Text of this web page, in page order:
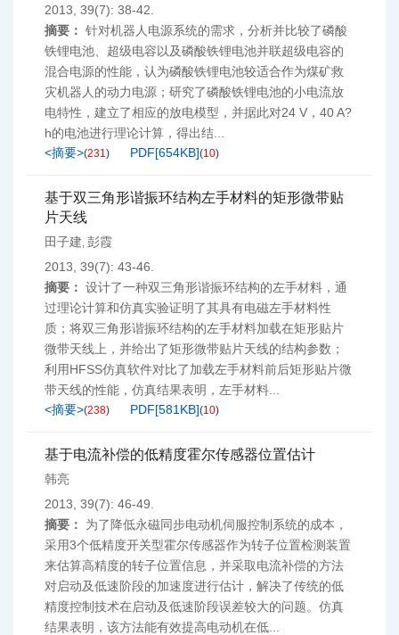
2013, 39(7): 38-42.
摘要： 针对机器人电源系统的需求，分析并比较了磷酸
铁锂电池、超级电容以及磷酸铁锂电池并联超级电容的
混合电源的性能，认为磷酸铁锂电池较适合作为煤矿救
灾机器人的动力电源；研究了磷酸铁锂电池的小电流放
电特性，建立了相应的放电模型，并据此对24 V，40 A?
h的电池进行理论计算，得出结...
<摘要>(231) PDF[654KB](10)
基于双三角形谐振环结构左手材料的矩形微带贴
片天线
田子建, 彭霞
2013, 39(7): 43-46.
摘要： 设计了一种双三角形谐振环结构的左手材料，通
过理论计算和仿真实验证明了其具有电磁左手材料性
质；将双三角形谐振环结构的左手材料加载在矩形贴片
微带天线上，并给出了矩形微带贴片天线的结构参数；
利用HFSS仿真软件对比了加载左手材料前后矩形贴片微
带天线的性能，仿真结果表明，左手材料...
<摘要>(238) PDF[581KB](10)
基于电流补偿的低精度霍尔传感器位置估计
韩亮
2013, 39(7): 46-49.
摘要：
为了降低永磁同步电动机伺服控制系统的成本，
采用3个低精度开关型霍尔传感器作为转子位置检测装置
来估算高精度的转子位置信息，并采取电流补偿的方法
对启动及低速阶段的加速度进行估计，解决了传统的低
精度控制技术在启动及低速阶段误差较大的问题。仿真
结果表明，该方法能有效提高电动机在低...